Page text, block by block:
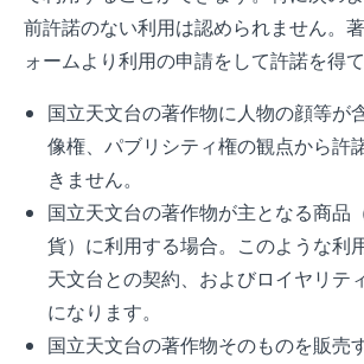
前許諾のない利用は認められません。
ォームより利用の申請をして許諾を得て
国立天文台の著作物に人物の顔等が
像権、パブリシティ権の観点から許
きません。
国立天文台の著作物が主となる商品
貨）に利用する場合。このような利
天文台との契約、およびロイヤリテ
になります。
国立天文台の著作物そのものを販売